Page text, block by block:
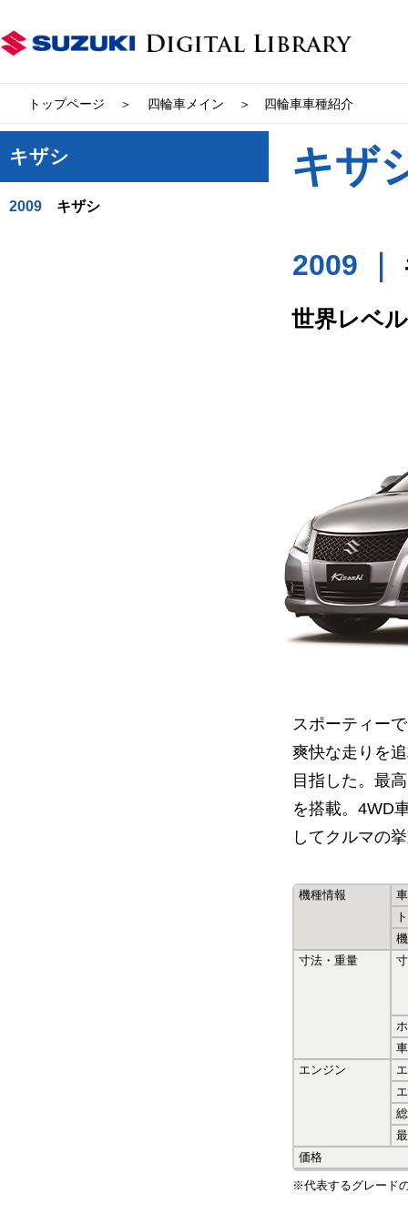
トップページ 四輪車メイン 四輪車車種紹介
キザシ
2009 キザシ
キザ
2009 ｜
世界レベ
スポーティー
爽快な走りを
目指した。最
を搭載。4WD
してクルマの
機種情報
寸法・重量
エンジン
価格
※代表するグレード